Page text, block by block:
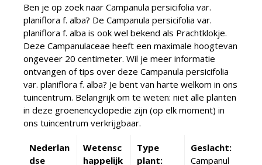
Ben je op zoek naar Campanula persicifolia var.
planiflora f. alba? De Campanula persicifolia var.
planiflora f. alba is ook wel bekend als Prachtklokje.
Deze Campanulaceae heeft een maximale hoogtevan
ongeveer 20 centimeter. Wil je meer informatie
ontvangen of tips over deze Campanula persicifolia
var. planiflora f. alba? Je bent van harte welkom in ons
tuincentrum. Belangrijk om te weten: niet alle planten
in deze groenencyclopedie zijn (op elk moment) in
ons tuincentrum verkrijgbaar.
Nederlan
dse
Wetensc
happelijk
Type
plant:
Geslacht:
Campanul